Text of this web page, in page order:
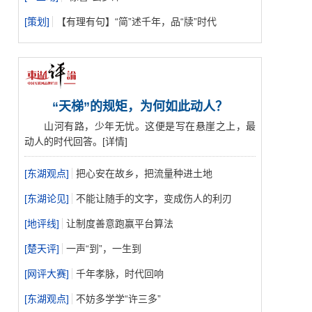
[策划 ] 【有理有句】“简”述千年，品“牍”时代
“天梯”的规矩，为何如此动人？
山河有路，少年无忧。这便是写在悬崖之上，最
动人的时代回答。 [详情]
[东湖观点] 把心安在故乡，把流量种进土地
[东湖论见] 不能让随手的文字，变成伤人的利刃
[地评线] 让制度善意跑赢平台算法
[楚天评] 一声“到”，一生到
[网评大赛] 千年孝脉，时代回响
[东湖观点] 不妨多学学“许三多”